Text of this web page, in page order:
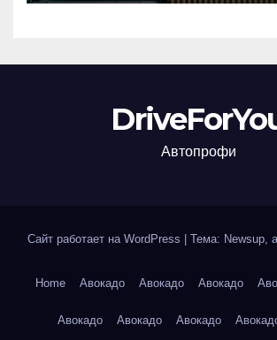
Автопрофи
Сайт работает на WordPress Тема: Newsup,
Home Авокадо Авокадо Авокадо
Авокадо Авокадо Авокадо